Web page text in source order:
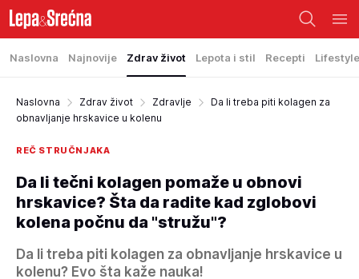
Naslovna Najnovije Zdrav život Lepota i stil Recepti Lifestyle
Naslovna Zdrav život Zdravlje
Da li treba piti kolagen za
obnavljanje hrskavice u kolenu
REČ STRUČNJAKA
Da li tečni kolagen pomaže u obnovi
hrskavice? Šta da radite kad zglobovi
kolena počnu da "stružu"?
Da li treba piti kolagen za obnavljanje hrskavice u
kolenu? Evo šta kaže nauka!